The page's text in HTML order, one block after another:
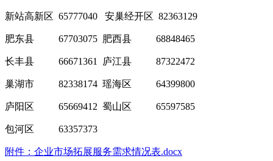
新站高新区 65777040 安巢经开区 82363129
肥东县 67703075 肥西县 68848465
长丰县 66671361 庐江县 87322472
巢湖市 82338174 瑶海区 64399800
庐阳区 65669412 蜀山区 65597585
包河区 63357373
附件：企业市场拓展服务需求情况表.docx